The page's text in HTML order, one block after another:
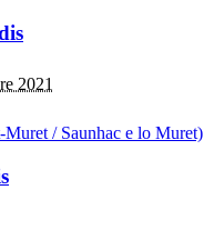
2021
Muret / Saunhac e lo Muret)